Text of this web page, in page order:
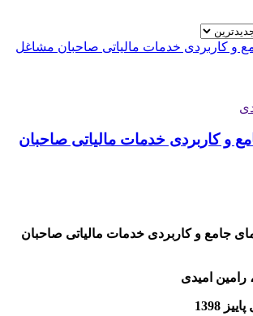
جدیدترین
و کاربردی خدمات مالیاتی صاحبان
جامع و کاربردی خدمات مالیاتی صاحبان
امیدی
1398